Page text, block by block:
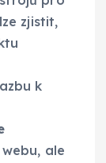
zjistit,
k
ale